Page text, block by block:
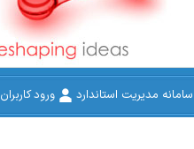
سامانه مدیریت استاندارد ورود کاربران